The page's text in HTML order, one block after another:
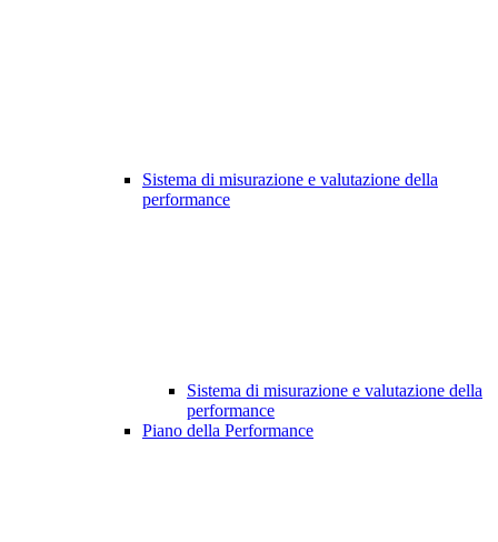
Sistema di misurazione e valutazione della
performance
Sistema di misurazione e valutazione della
performance
Piano della Performance